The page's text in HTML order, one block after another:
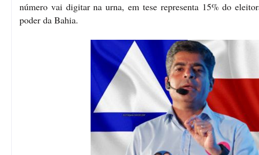
número vai digitar na urna, em tese representa 15% do
poder da Bahia.